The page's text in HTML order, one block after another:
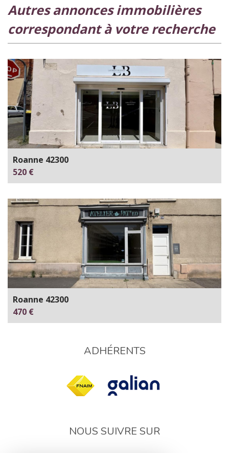
autres annonces immobilières
correspondant à votre recherche
Roanne 42300
520 €
Roanne 42300
470 €
ADHÉRENTS
NOUS SUIVRE SUR